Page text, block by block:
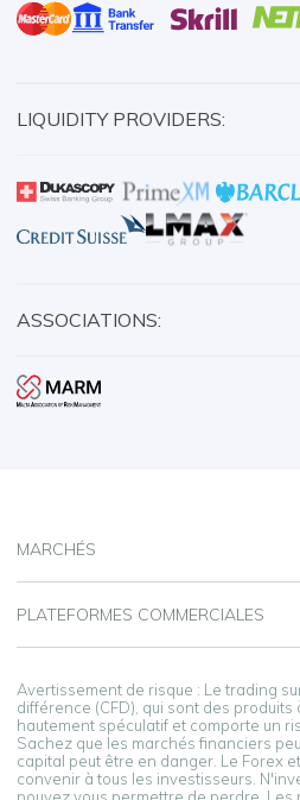
LIQUIDITY PROVIDERS:
ASSOCIATIONS:
MARCHÉS
PLATEFORMES COMMERCIALES
Avertissement de risque : Le trading
différence (CFD), qui sont des
hautement spéculatif et comporte un
Sachez que les marchés financiers
capital peut être en danger. Le Forex
convenir à tous les investisseurs.
pouvez vous permettre de perdre.